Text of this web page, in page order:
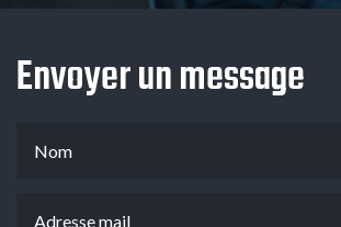
Envoyer un message